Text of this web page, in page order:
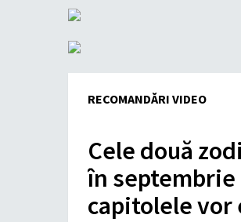
RECOMANDĂRI VIDEO
Cele două
în septembrie
capitolele vor